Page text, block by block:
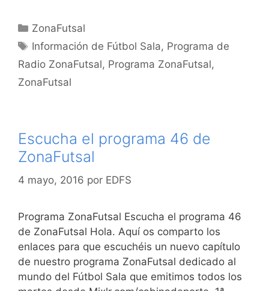
Categorías
ZonaFutsal
Etiquetas
Información de Fútbol Sala, Programa de
Radio ZonaFutsal, Programa ZonaFutsal,
ZonaFutsal
Escucha el programa 46 de
ZonaFutsal
4 mayo, 2016 por EDFS
Programa ZonaFutsal Escucha el programa 46
de ZonaFutsal Hola. Aquí os comparto los
enlaces para que escuchéis un nuevo capítulo
de nuestro programa ZonaFutsal dedicado al
mundo del Fútbol Sala que emitimos todos los